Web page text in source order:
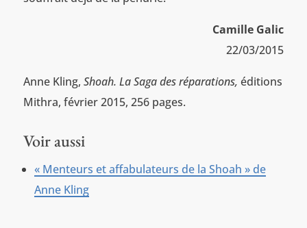
Camille Galic
22/03/2015
Anne Kling, Shoah. La Saga des réparations, éditions
Mithra, février 2015, 256 pages.
Voir aussi
« Menteurs et affabulateurs de la Shoah » de
Anne Kling